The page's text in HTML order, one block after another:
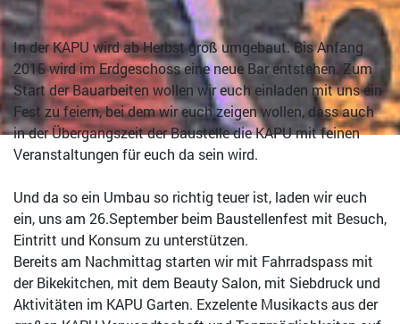
In der KAPU wird ab Herbst groß umgebaut. Bis Anfang
2015 wird im Erdgeschoss eine neue Bar entstehen. Zum
Start der Bauarbeiten wollen wir euch einladen mit uns ein
Fest zu feiern, bei dem wir euch zeigen wollen, dass auch
in der Übergangszeit der Baustelle die KAPU mit feinen
Veranstaltungen für euch da sein wird.
Und da so ein Umbau so richtig teuer ist, laden wir euch
ein, uns am 26.September beim Baustellenfest mit Besuch,
Eintritt und Konsum zu unterstützen.
Bereits am Nachmittag starten wir mit Fahrradspass mit
der Bikekitchen, mit dem Beauty Salon, mit Siebdruck und
Aktivitäten im KAPU Garten. Exzelente Musikacts aus der